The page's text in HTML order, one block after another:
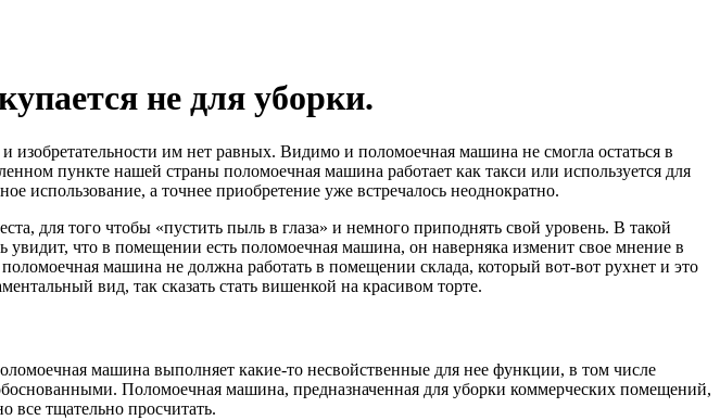
не для уборки.
им нет равных. Видимо и поломоечная машина не смогла остаться в
пункте нашей страны поломоечная машина работает как такси или используется для
использование, а точнее приобретение уже встречалось неоднократно.
для того чтобы «пустить пыль в глаза» и немного приподнять свой уровень. В такой
увидит, что в помещении есть поломоечная машина, он наверняка изменит свое мнение в
машина не должна работать в помещении склада, который вот-вот рухнет и это
вид, так сказать стать вишенкой на красивом торте.
машина выполняет какие-то несвойственные для нее функции, в том числе
Поломоечная машина, предназначенная для уборки коммерческих помещений,
все тщательно просчитать.